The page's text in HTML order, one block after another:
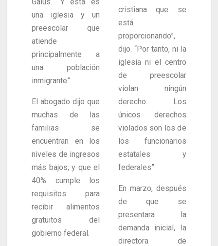
una iglesia y un
preescolar que
atiende
principalmente a
una población
inmigrante”.
El abogado dijo que
muchas de las
familias se
encuentran en los
niveles de ingresos
más bajos, y que el
40% cumple los
requisitos para
recibir alimentos
gratuitos del
gobierno federal.
cristiana que se
está
proporcionando”,
dijo. “Por tanto, ni la
iglesia ni el centro
de preescolar
violan ningún
derecho. Los
únicos derechos
violados son los de
los funcionarios
estatales y
federales”.
En marzo, después
de que se
presentara la
demanda inicial, la
directora de